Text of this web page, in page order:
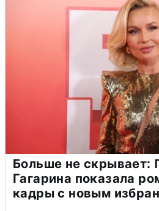
Больше не скрывает:
Гагарина показала
кадры с новым